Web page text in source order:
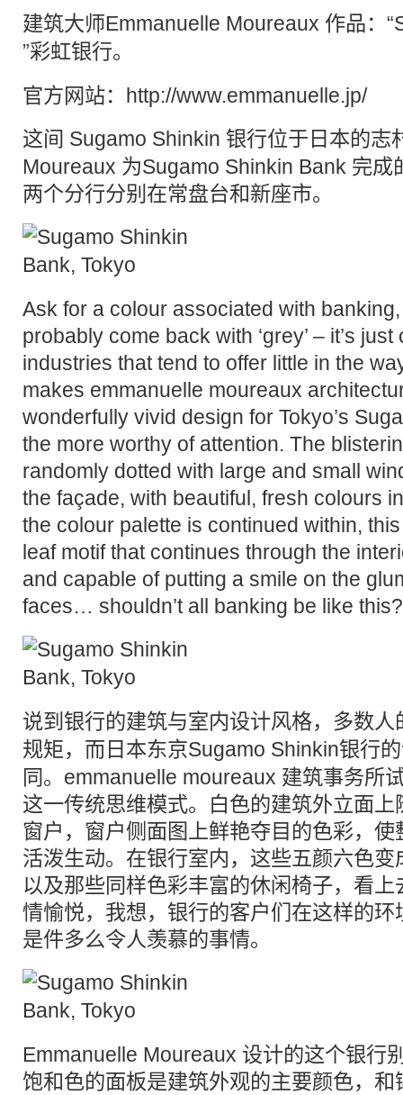
建筑大师Emmanuelle Moureaux 作品：
”彩虹银行。
官方网站：
http://www.emmanuelle.jp/
这间 Sugamo Shinkin 银行位于日本的志
Moureaux 为Sugamo Shinkin Bank 完成
两个分行分别在常盘台和新座市。
Ask for a colour associated with
probably come back with ‘grey’ – it’s
industries that tend to offer little in the
makes emmanuelle moureaux
wonderfully vivid design for Tokyo’s
the more worthy of attention. The
randomly dotted with large and small
the façade, with beautiful, fresh colours
the colour palette is continued within,
leaf motif that continues through the
and capable of putting a smile on the
faces… shouldn’t all banking be like this?
说到银行的建筑与室内设计风格，多数
规矩，而日本东京Sugamo Shinkin银行
同。emmanuelle moureaux 建筑事务所
这一传统思维模式。白色的建筑外立面
窗户，窗户侧面图上鲜艳夺目的色彩，
活泼生动。在银行室内，这些五颜六色
以及那些同样色彩丰富的休闲椅子，看
情愉悦，我想，银行的客户们在这样的
是件多么令人羡慕的事情。
Emmanuelle Moureaux 设计的这个银行
饱和色的面板是建筑外观的主要颜色，